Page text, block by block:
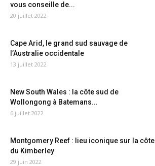
vous conseille de...
20 juillet 2022
Cape Arid, le grand sud sauvage de
l’Australie occidentale
13 juillet 2022
New South Wales : la côte sud de
Wollongong à Batemans...
6 juillet 2022
Montgomery Reef : lieu iconique sur la côte
du Kimberley
29 juin 2022